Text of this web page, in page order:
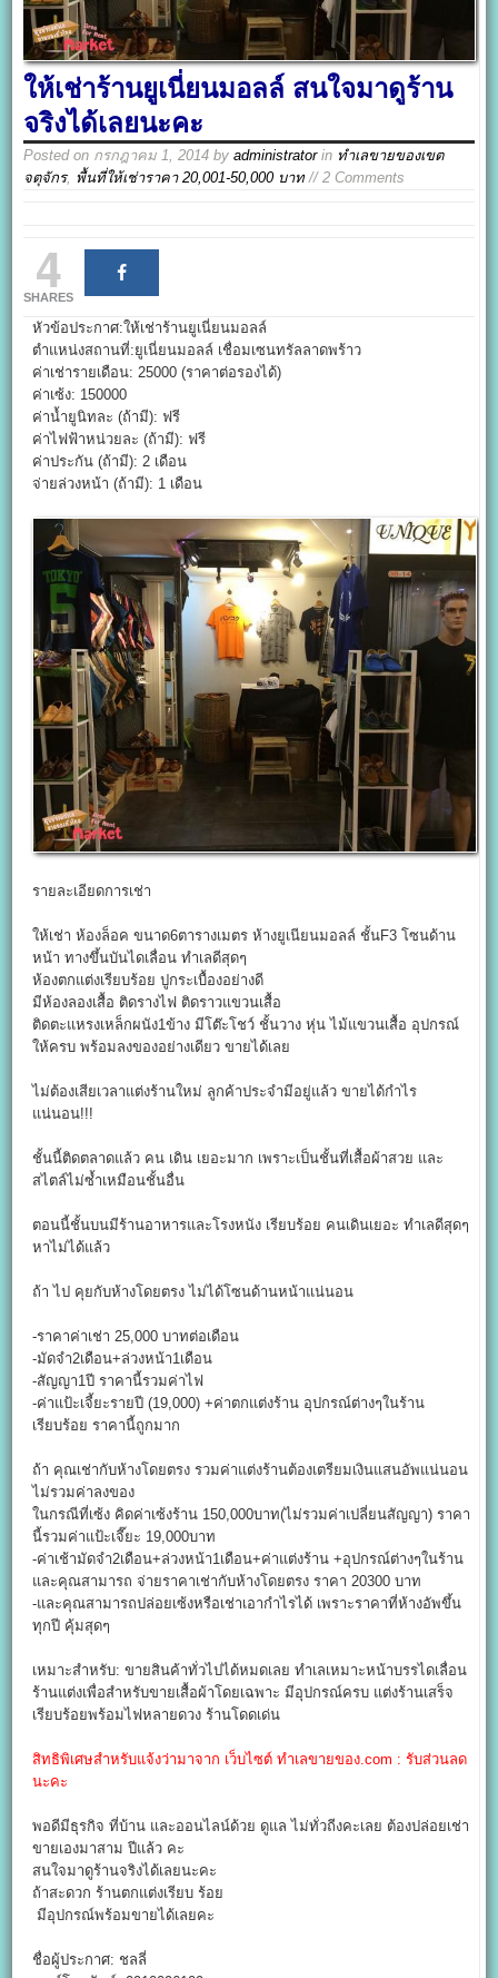
ให้เช่าร้านยูเนี่ยนมอลล์ สนใจมาดูร้าน
จริงได้เลยนะคะ
Posted on กรกฎาคม 1, 2014 byadministratorin ทำเลขายของเขต
จตุจักร, พื้นที่ให้เช่าราคา 20,001-50,000 บาท// 2 Comments
4
SHARES
หัวข้อประกาศ:ให้เช่าร้านยูเนี่ยนมอลล์
ตำแหน่งสถานที่:ยูเนี่ยนมอลล์ เชื่อมเซนทรัลลาดพร้าว
ค่าเช่ารายเดือน: 25000 (ราคาต่อรองได้)
ค่าเซ้ง: 150000
ค่าน้ำยูนิทละ (ถ้ามี): ฟรี
ค่าไฟฟ้าหน่วยละ (ถ้ามี): ฟรี
ค่าประกัน (ถ้ามี): 2 เดือน
จ่ายล่วงหน้า (ถ้ามี): 1 เดือน
รายละเอียดการเช่า
ให้เช่า ห้องล็อค ขนาด6ตารางเมตร ห้างยูเนียนมอลล์ ชั้นF3 โซนด้าน
หน้า ทางขึ้นบันไดเลื่อน ทำเลดีสุดๆ
ห้องตกแต่งเรียบร้อย ปูกระเบื้องอย่างดี
มีห้องลองเสื้อ ติดรางไฟ ติดราวแขวนเสื้อ
ติดตะแหรงเหล็กผนัง1ข้าง มีโต๊ะโชว์ ชั้นวาง หุ่น ไม้แขวนเสื้อ อุปกรณ์
ให้ครบ พร้อมลงของอย่างเดียว ขายได้เลย
ไม่ต้องเสียเวลาแต่งร้านใหม่ ลูกค้าประจำมีอยู่แล้ว ขายได้กำไร
แน่นอน!!!
ชั้นนี้ติดตลาดแล้ว คน เดิน เยอะมาก เพราะเป็นชั้นที่เสื้อผ้าสวย และ
สไตล์ไม่ซ้ำเหมือนชั้นอื่น
ตอนนี้ชั้นบนมีร้านอาหารและโรงหนัง เรียบร้อย คนเดินเยอะ ทำเลดีสุดๆ
หาไม่ได้แล้ว
ถ้า ไป คุยกับห้างโดยตรง ไม่ได้โซนด้านหน้าแน่นอน
-ราคาค่าเช่า 25,000 บาทต่อเดือน
-มัดจำ2เดือน+ล่วงหน้า1เดือน
-สัญญา1ปี ราคานี้รวมค่าไฟ
-ค่าแป้ะเจี้ยะรายปี (19,000) +ค่าตกแต่งร้าน อุปกรณ์ต่างๆในร้าน
เรียบร้อย ราคานี้ถูกมาก
ถ้า คุณเช่ากับห้างโดยตรง รวมค่าแต่งร้านต้องเตรียมเงินแสนอัพแน่นอน
ไม่รวมค่าลงของ
ในกรณีที่เซ้ง คิดค่าเซ้งร้าน 150,000บาท(ไม่รวมค่าเปลี่ยนสัญญา) ราคา
นี้รวมค่าแป้ะเจี๊ยะ 19,000บาท
-ค่าเช้ามัดจำ2เดือน+ล่วงหน้า1เดือน+ค่าแต่งร้าน +อุปกรณ์ต่างๆในร้าน
และคุณสามารถ จ่ายราคาเช่ากับห้างโดยตรง ราคา 20300 บาท
-และคุณสามารถปล่อยเซ้งหรือเช่าเอากำไรได้ เพราะราคาที่ห้างอัพขึ้น
ทุกปี คุ้มสุดๆ
เหมาะสำหรับ: ขายสินค้าทั่วไปได้หมดเลย ทำเลเหมาะหน้าบรรไดเลื่อน
ร้านแต่งเพื่อสำหรับขายเสื้อผ้าโดยเฉพาะ มีอุปกรณ์ครบ แต่งร้านเสร็จ
เรียบร้อยพร้อมไฟหลายดวง ร้านโดดเด่น
สิทธิพิเศษสำหรับแจ้งว่ามาจาก เว็บไซต์ ทำเลขายของ.com : รับส่วนลด
นะคะ
พอดีมีธุรกิจ ที่บ้าน และออนไลน์ด้วย ดูแล ไม่ทั่วถีงคะเลย ต้องปล่อยเช่า
ขายเองมาสาม ปีแล้ว คะ
สนใจมาดูร้านจริงได้เลยนะคะ
ถ้าสะดวก ร้านตกแต่งเรียบ ร้อย
มีอุปกรณ์พร้อมขายได้เลยคะ
ชื่อผู้ประกาศ: ชลลี่